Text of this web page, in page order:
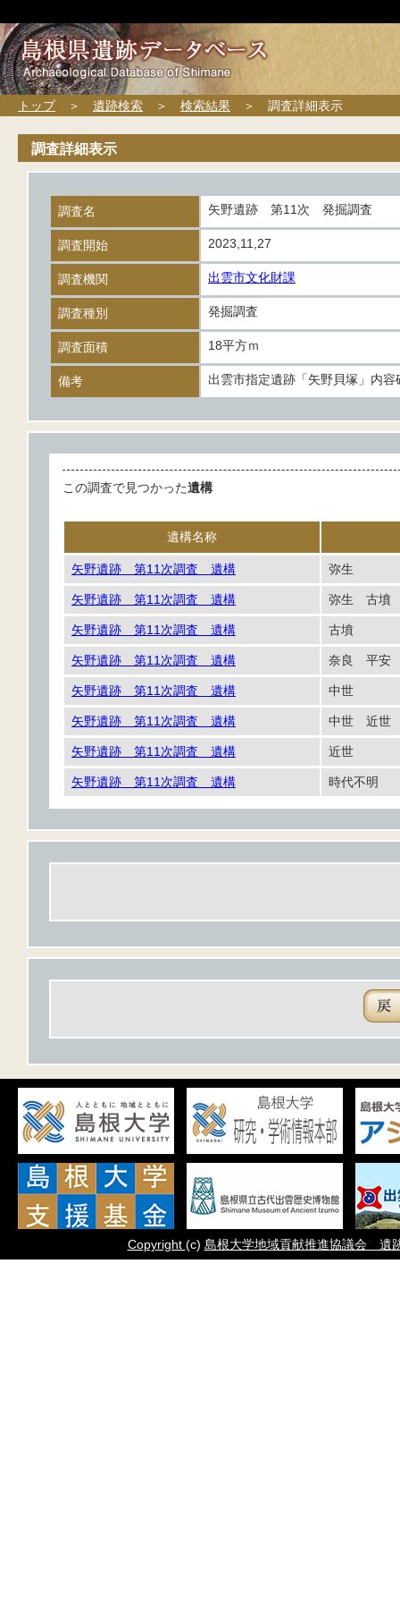
トップ＞ 遺跡検索 ＞ 検索結果 ＞ 調査詳細表示
調査詳細表示
調査名 矢野遺跡 第11次 発掘調査
調査開始 2023,11,27
調査機関 出雲市文化財課
調査種別 発掘調査
調査面積 18平方ｍ
備考 出雲市指定遺跡「矢野貝塚」内容
この調査で見つかった遺構
遺構名称
矢野遺跡 第11次調査 遺構 弥生
矢野遺跡 第11次調査 遺構 弥生 古
矢野遺跡 第11次調査 遺構 古墳
矢野遺跡 第11次調査 遺構 奈良 平
矢野遺跡 第11次調査 遺構 中世
矢野遺跡 第11次調査 遺構 中世 近
矢野遺跡 第11次調査 遺構 近世
矢野遺跡 第11次調査 遺構 時代不明
Copyright (c) 島根大学地域貢献推進協議会 遺